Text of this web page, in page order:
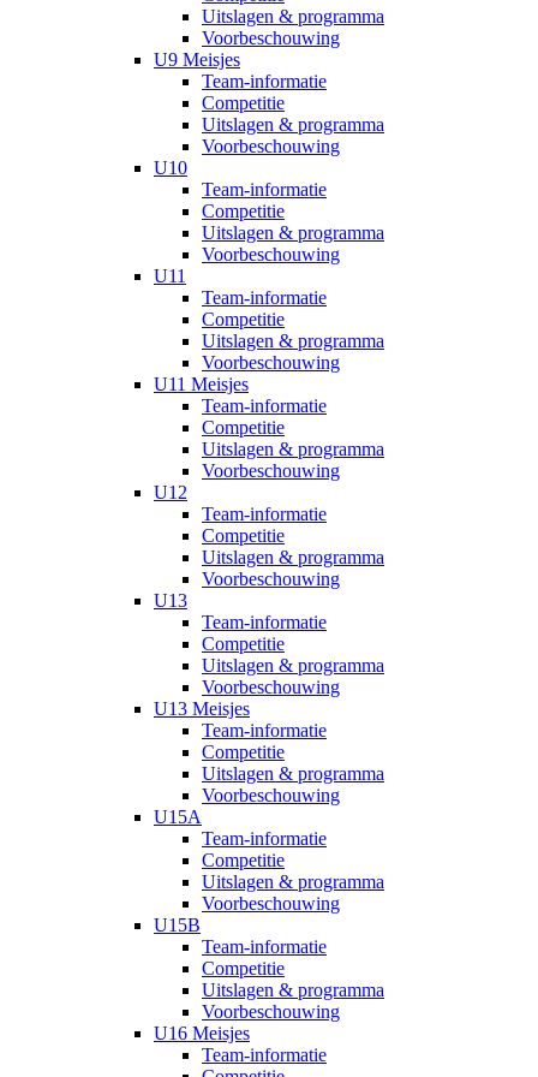
Uitslagen & programma
Voorbeschouwing
U9 Meisjes
Team-informatie
Competitie
Uitslagen & programma
Voorbeschouwing
U10
Team-informatie
Competitie
Uitslagen & programma
Voorbeschouwing
U11
Team-informatie
Competitie
Uitslagen & programma
Voorbeschouwing
U11 Meisjes
Team-informatie
Competitie
Uitslagen & programma
Voorbeschouwing
U12
Team-informatie
Competitie
Uitslagen & programma
Voorbeschouwing
U13
Team-informatie
Competitie
Uitslagen & programma
Voorbeschouwing
U13 Meisjes
Team-informatie
Competitie
Uitslagen & programma
Voorbeschouwing
U15A
Team-informatie
Competitie
Uitslagen & programma
Voorbeschouwing
U15B
Team-informatie
Competitie
Uitslagen & programma
Voorbeschouwing
U16 Meisjes
Team-informatie